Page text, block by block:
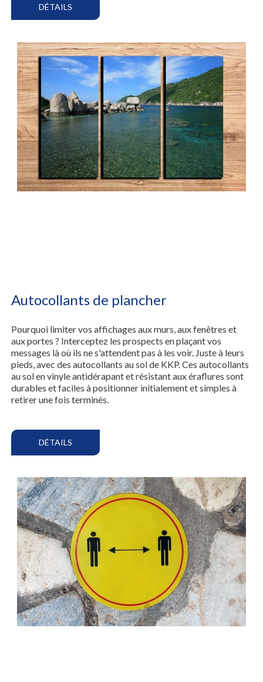
DÉTAILS
Autocollants de plancher
Pourquoi limiter vos affichages aux murs, aux fenêtres et
aux portes ? Interceptez les prospects en plaçant vos
messages là où ils ne s'attendent pas à les voir. Juste à leurs
pieds, avec des autocollants au sol de KKP. Ces autocollants
au sol en vinyle antidérapant et résistant aux éraflures sont
durables et faciles à positionner initialement et simples à
retirer une fois terminés.
DÉTAILS